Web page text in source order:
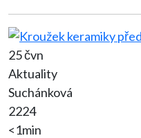
25 čvn
Aktuality
Suchánková
2224
<1min